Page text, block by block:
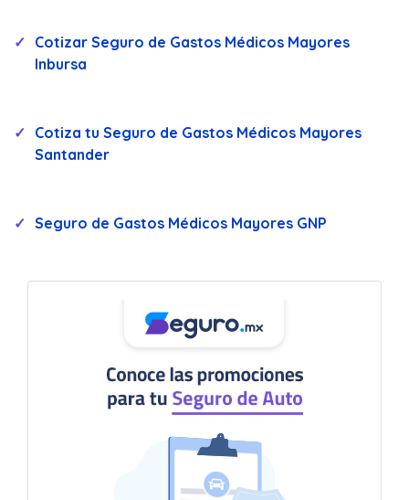
Cotizar Seguro de Gastos Médicos Mayores
Inbursa
Cotiza tu Seguro de Gastos Médicos Mayores
Santander
Seguro de Gastos Médicos Mayores GNP